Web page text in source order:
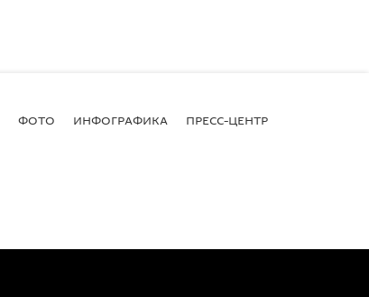
ФОТО ИНФОГРАФИКА ПРЕСС-ЦЕНТР